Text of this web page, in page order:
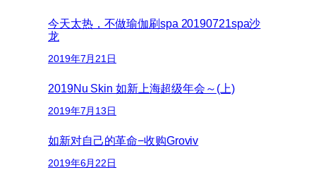
今天太热，不做瑜伽刷spa 20190721spa沙
龙
2019年7月21日
2019Nu Skin 如新上海超级年会～(上)
2019年7月13日
如新对自己的革命−收购Groviv
2019年6月22日